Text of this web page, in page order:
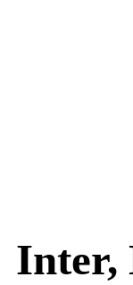
Inter,